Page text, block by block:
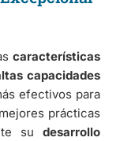
características
capacidades
efectivos para
prácticas
su desarrollo